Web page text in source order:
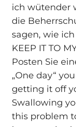
ich wütender
die
sagen, wie
KEEP IT TO
Posten Sie
„One day“
getting it off
Swallowing
this problem